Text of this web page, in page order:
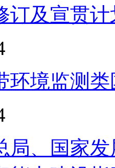
订及宣贯
环境监测
局、国家